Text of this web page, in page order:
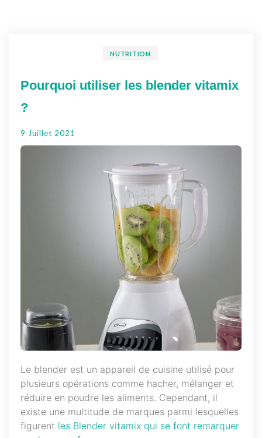
NUTRITION
Pourquoi utiliser les blender vitamix
?
9 Juillet 2021
Le blender est un appareil de cuisine utilisé pour
plusieurs opérations comme hacher, mélanger et
réduire en poudre les aliments. Cependant, il
existe une multitude de marques parmi lesquelles
figurent les Blender vitamix qui se font remarquer